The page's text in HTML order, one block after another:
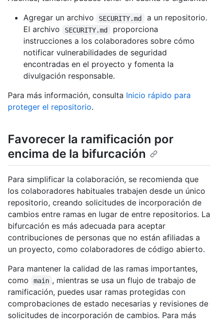
Agregar un archivo
SECURITY.md
a un repositorio.
El archivo
SECURITY.md
proporciona
instrucciones a los colaboradores sobre cómo
notificar vulnerabilidades de seguridad
encontradas en el proyecto y fomenta la
divulgación responsable.
Para más información, consulta Inicio rápido para
proteger el repositorio.
Favorecer la ramificación por
encima de la bifurcación
Para simplificar la colaboración, se recomienda que
los colaboradores habituales trabajen desde un único
repositorio, creando solicitudes de incorporación de
cambios entre ramas en lugar de entre repositorios. La
bifurcación es más adecuada para aceptar
contribuciones de personas que no están afiliadas a
un proyecto, como colaboradores de código abierto.
Para mantener la calidad de las ramas importantes,
como
main , mientras se usa un flujo de trabajo de
ramificación, puedes usar ramas protegidas con
comprobaciones de estado necesarias y revisiones de
solicitudes de incorporación de cambios. Para más